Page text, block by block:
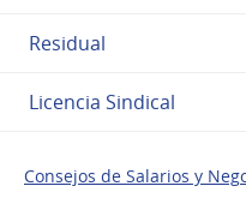
Residual
Licencia Sindical
Consejos de Salarios y